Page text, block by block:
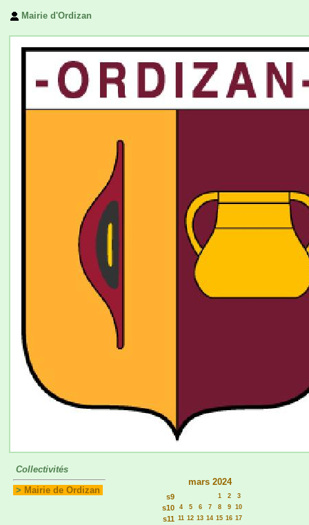
Mairie d'Ordizan
Collectivités
> Mairie de Ordizan
mars 2024
s9 1 2 3
s10 4 5 6 7 8 9 10
s11 11 12 13 14 15 16 17